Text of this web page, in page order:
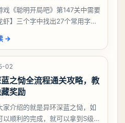
戏《聪明开局吧》第147关中需要
虾】三个字中找出27个常用字，
夰、巾、中、虫、下、虾、卜、
卟、
→
02
之恸全流程通关攻略，教
奖励
家介绍的就是异环深蓝之恸，如
以顺利的完成，就可以拿到S级弧